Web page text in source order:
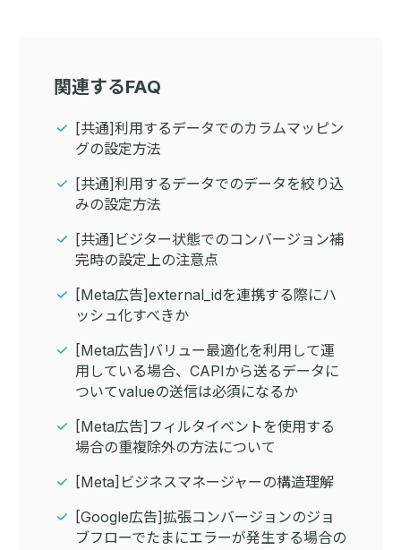
関連するFAQ
[共通]利用するデータでのカラムマッピン
グの設定方法
[共通]利用するデータでのデータを絞り込
みの設定方法
[共通]ビジター状態でのコンバージョン補
完時の設定上の注意点
[Meta広告]external_idを連携する際にハ
ッシュ化すべきか
[Meta広告]バリュー最適化を利用して運
用している場合、CAPIから送るデータに
ついてvalueの送信は必須になるか
[Meta広告]フィルタイベントを使用する
場合の重複除外の方法について
[Meta]ビジネスマネージャーの構造理解
[Google広告]拡張コンバージョンのジョ
ブフローでたまにエラーが発生する場合の